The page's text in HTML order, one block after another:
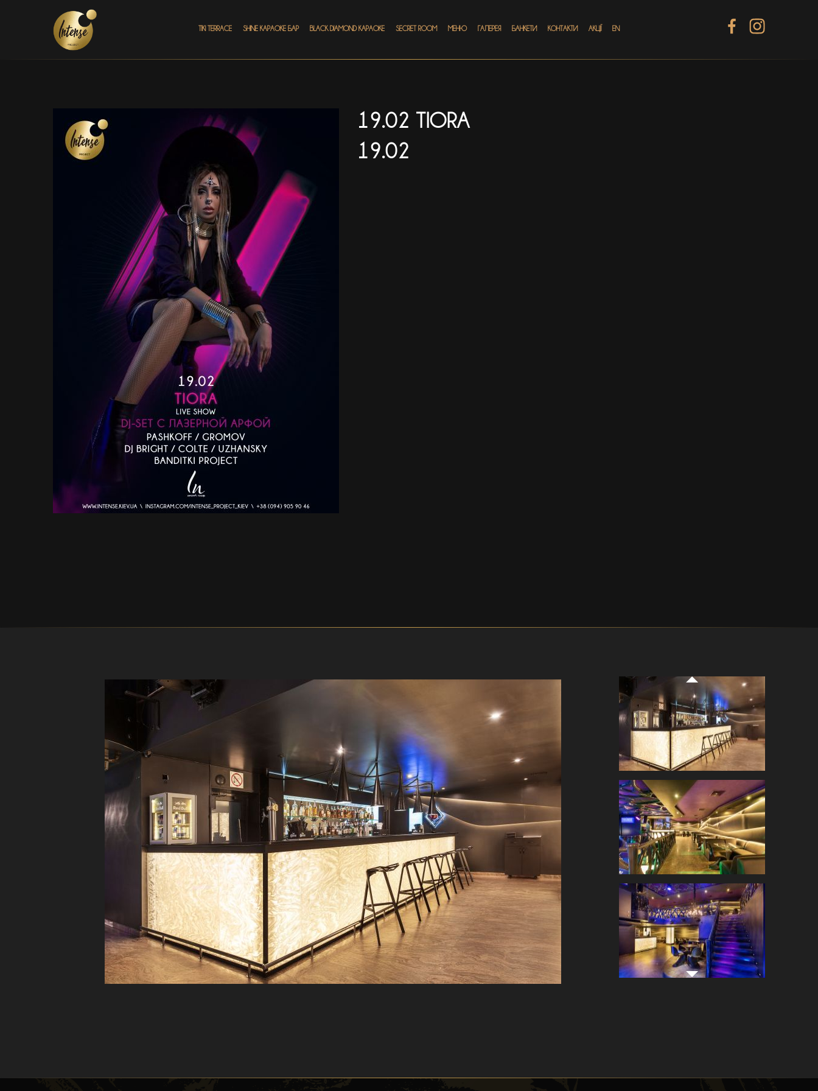
TIKI TERRACE SHINE КАРАОКЕ БАР BLACK DIAMOND КАРАОКЕ SECRET ROOM МЕНЮ ГАЛЕРЕЯ БАНКЕТИ КОНТАКТИ АКЦІЇ EN
19.02 TIORA
19.02